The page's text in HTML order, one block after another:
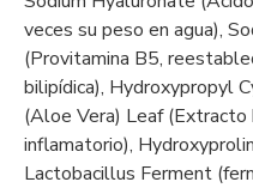
veces su peso en agua),
(Provitamina B5,
bilipídica), Hydroxypropyl
(Aloe Vera) Leaf
inflamatorio),
Lactobacillus Ferment